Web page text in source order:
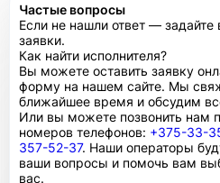
Частые вопросы
Если не нашли ответ —
заявки.
Как найти исполнителя?
Вы можете оставить заявку
форму на нашем сайте. Мы
ближайшее время и обсудим
Или вы можете позвонить нам
номеров телефонов: +375-33-
357-52-37. Наши операторы
ваши вопросы и помочь вам
вас.